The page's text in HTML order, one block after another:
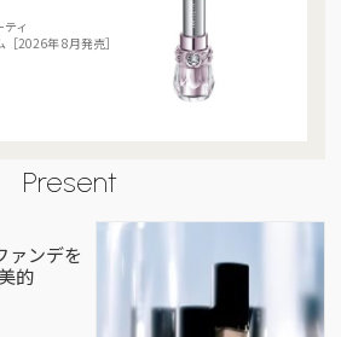
ィ
2026年 8月発売］
Present
ァンデを
的